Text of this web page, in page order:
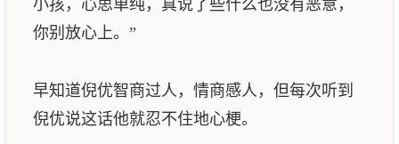
小孩，心思单纯，真说了些什么也没有恶意，
你别放心上。”
早知道倪优智商过人，情商感人，但每次听到
倪优说这话他就忍不住地心梗。